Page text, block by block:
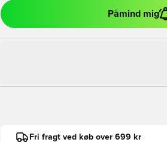
Påmind mig
Fri fragt ved køb over 699 kr